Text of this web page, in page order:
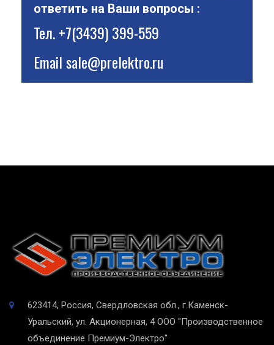
ответить на Ваши вопросы :
Тел.+7(3439) 399-559
Emailsale@prelektro.ru
623414, Россия, Свердловская обл., г.Каменск-
Уральский, ул. Акционерная, 4 ООО "Производственное
объединение Премиум-Электро"